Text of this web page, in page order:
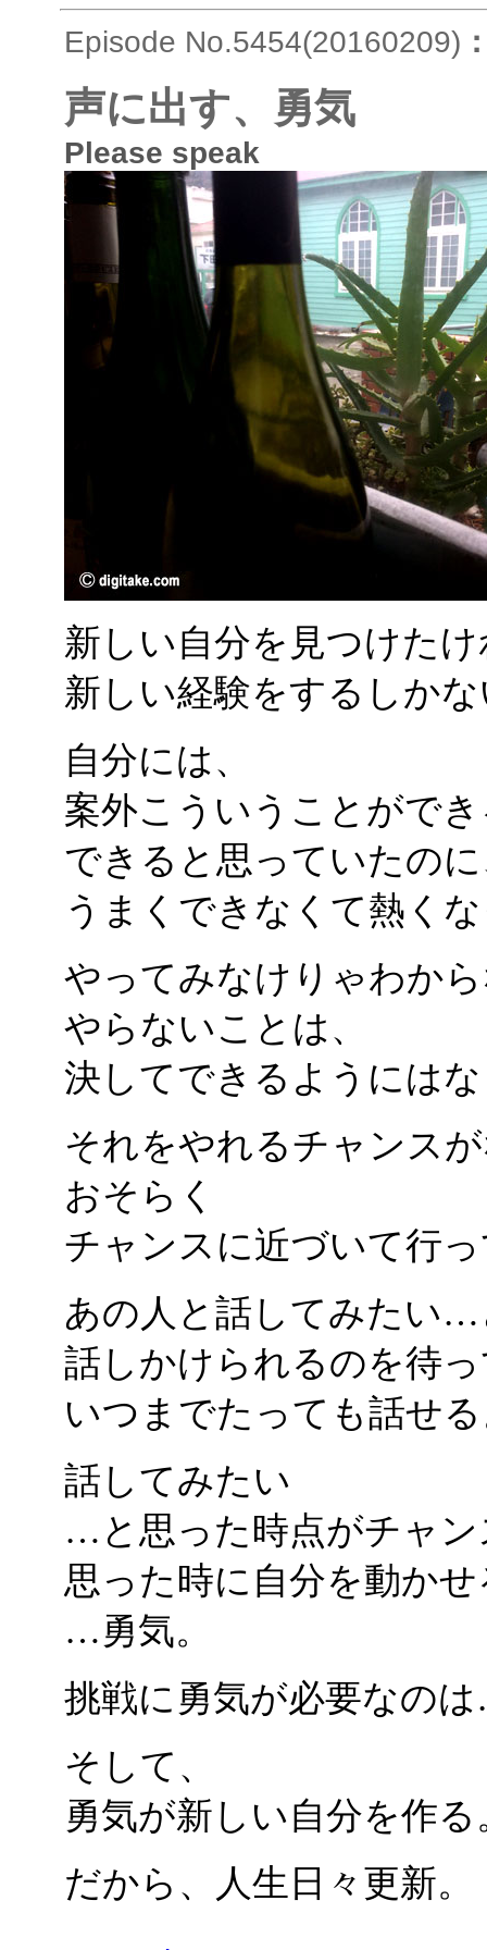
Episode No.5454(20160209)
声に出す、勇気
Please speak
新しい自分を見つけた
新しい経験をするしか
自分には、
案外こういうことがで
できると思っていたの
うまくできなくて熱く
やってみなけりゃわか
やらないことは、
決してできるようには
それをやれるチャンス
おそらく
チャンスに近づいて行
あの人と話してみたい
話しかけられるのを待
いつまでたっても話せ
話してみたい
…と思った時点がチャ
思った時に自分を動か
…勇気。
挑戦に勇気が必要なの
そして、
勇気が新しい自分を作る
だから、人生日々更新。